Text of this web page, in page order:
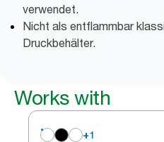
verwendet.
Nicht als entflammbar
Druckbehälter.
Works with
+1